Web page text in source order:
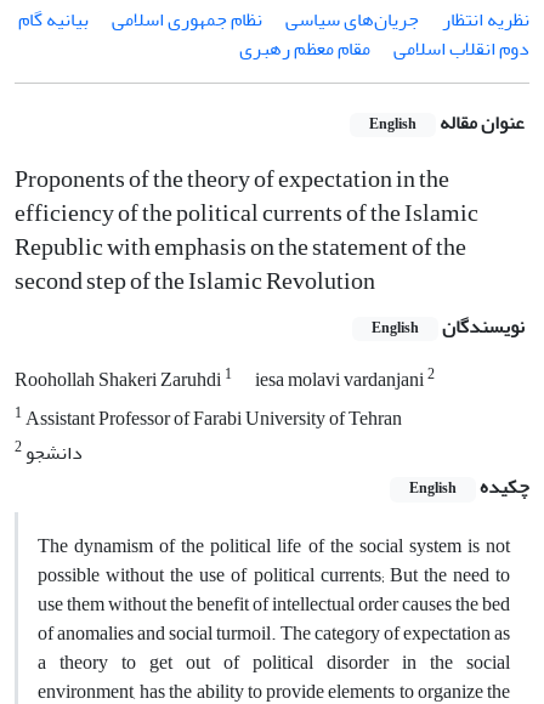
نظریه انتظار
جریان‌های سیاسی نظام جمهوری اسلامی
بیانیه گام
دوم انقلاب اسلامی
مقام معظم رهبری
عنوان مقاله English
Proponents of the theory of expectation in the
efficiency of the political currents of the Islamic
Republic with emphasis on the statement of the
second step of the Islamic Revolution
نویسندگان English
Roohollah Shakeri Zaruhdi1 iesa molavi vardanjani2
1Assistant Professor of Farabi University of Tehran
2دانشجو
چکیده
English
The dynamism of the political life of the social system is not
possible without the use of political currents; But the need to
use them without the benefit of intellectual order causes the bed
of anomalies and social turmoil. The category of expectation as
a theory to get out of political disorder in the social
environment, has the ability to provide elements to organize the